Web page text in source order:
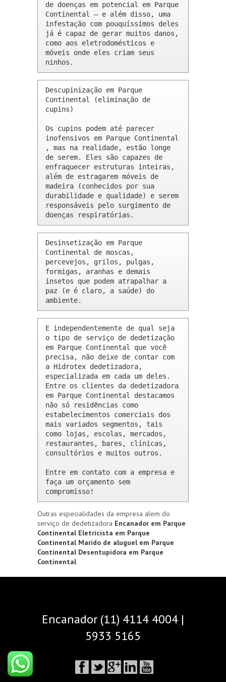
de doenças em potencial em Parque
Continental – e além disso, uma
infestação com pouquíssimos deles
já é capaz de gerar muitos danos,
como aos eletrodomésticos e
móveis onde eles criam seus
ninhos.
Descupinização em Parque
Continental (eliminação de
cupins)
Os cupins podem até parecer
inofensivos em Parque Continental
, mas na realidade, estão longe
de serem. Eles são capazes de
enfraquecer estruturas inteiras,
além de estragarem móveis de
madeira (conhecidos por sua
durabilidade e qualidade) e serem
responsáveis pelo surgimento de
doenças respiratórias.
Desinsetização em Parque
Continental de moscas,
percevejos, grilos, pulgas,
formigas, aranhas e demais
insetos que podem atrapalhar a
paz (e é claro, a saúde) do
ambiente.
E independentemente de qual seja
o tipo de serviço de dedetização
em Parque Continental que você
precisa, não deixe de contar com
a Hidrotex dedetizadora,
especializada em cada um deles.
Entre os clientes da dedetizadora
em Parque Continental destacamos
não só residências como
estabelecimentos comerciais dos
mais variados segmentos, tais
como lojas, escolas, mercados,
restaurantes, bares, clínicas,
consultórios e muitos outros.
Entre em contato com a empresa e
faça um orçamento sem
compromisso!
Outras especialidades da empresa alem do
serviço de dedetizadora Encanador em Parque
Continental Eletricista em Parque
Continental Marido de aluguel em Parque
Continental Desentupidora em Parque
Continental
Encanador (11) 4114 4004 |
5933 5165